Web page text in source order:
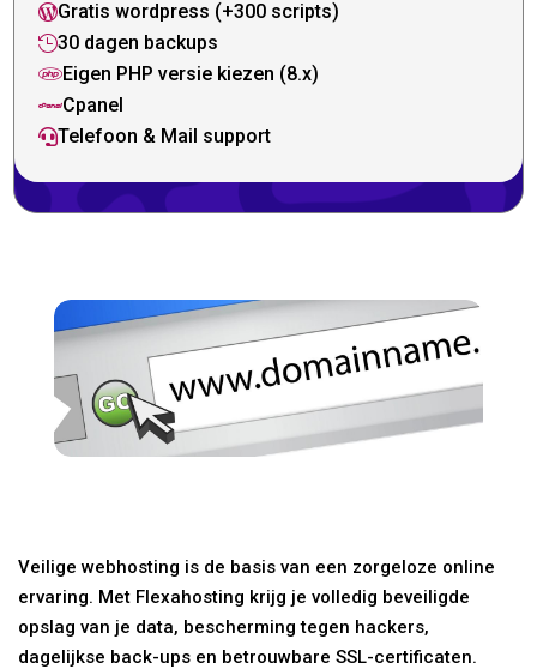
Gratis wordpress (+300 scripts)
30 dagen backups
Eigen PHP versie kiezen (8.x)
Cpanel
Telefoon & Mail support
Veilige webhosting is de basis van een zorgeloze online
ervaring. Met Flexahosting krijg je volledig beveiligde
opslag van je data, bescherming tegen hackers,
dagelijkse back-ups en betrouwbare SSL-certificaten.